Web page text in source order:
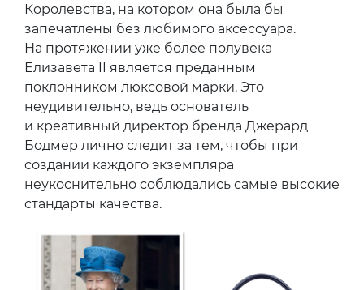
Королевства, на котором она была бы
запечатлены без любимого аксессуара.
На протяжении уже более полувека
Елизавета II является преданным
поклонником люксовой марки. Это
неудивительно, ведь основатель
и креативный директор бренда Джерард
Бодмер лично следит за тем, чтобы при
создании каждого экземпляра
неукоснительно соблюдались самые высокие
стандарты качества.